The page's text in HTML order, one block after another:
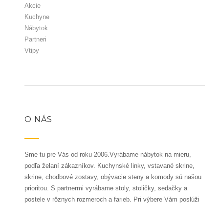
Akcie
Kuchyne
Nábytok
Partneri
Vtipy
O NÁS
Sme tu pre Vás od roku 2006.Vyrábame nábytok na mieru,
podľa želaní zákazníkov. Kuchynské linky, vstavané skrine,
skrine, chodbové zostavy, obývacie steny a komody sú našou
prioritou. S partnermi vyrábame stoly, stoličky, sedačky a
postele v rôznych rozmeroch a farieb. Pri výbere Vám poslúži